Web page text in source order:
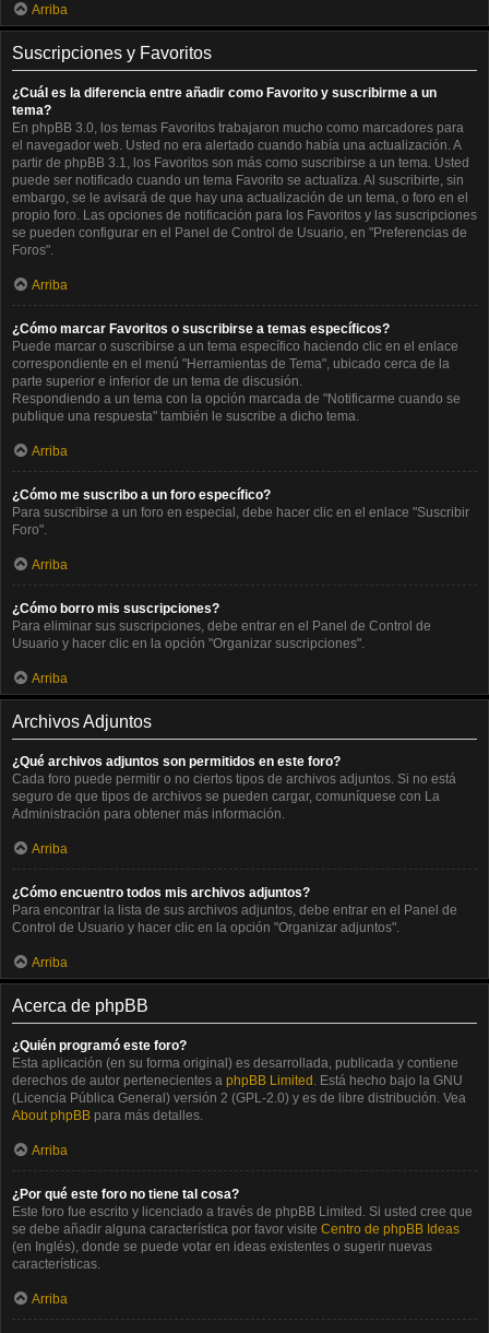
Arriba
Suscripciones y Favoritos
¿Cuál es la diferencia entre añadir como Favorito y suscribirme a un
tema?
En phpBB 3.0, los temas Favoritos trabajaron mucho como marcadores para
el navegador web. Usted no era alertado cuando había una actualización. A
partir de phpBB 3.1, los Favoritos son más como suscribirse a un tema. Usted
puede ser notificado cuando un tema Favorito se actualiza. Al suscribirte, sin
embargo, se le avisará de que hay una actualización de un tema, o foro en el
propio foro. Las opciones de notificación para los Favoritos y las suscripciones
se pueden configurar en el Panel de Control de Usuario, en "Preferencias de
Foros".
Arriba
¿Cómo marcar Favoritos o suscribirse a temas específicos?
Puede marcar o suscribirse a un tema específico haciendo clic en el enlace
correspondiente en el menú "Herramientas de Tema", ubicado cerca de la
parte superior e inferior de un tema de discusión.
Respondiendo a un tema con la opción marcada de "Notificarme cuando se
publique una respuesta" también le suscribe a dicho tema.
Arriba
¿Cómo me suscribo a un foro específico?
Para suscribirse a un foro en especial, debe hacer clic en el enlace "Suscribir
Foro".
Arriba
¿Cómo borro mis suscripciones?
Para eliminar sus suscripciones, debe entrar en el Panel de Control de
Usuario y hacer clic en la opción "Organizar suscripciones".
Arriba
Archivos Adjuntos
¿Qué archivos adjuntos son permitidos en este foro?
Cada foro puede permitir o no ciertos tipos de archivos adjuntos. Si no está
seguro de que tipos de archivos se pueden cargar, comuníquese con La
Administración para obtener más información.
Arriba
¿Cómo encuentro todos mis archivos adjuntos?
Para encontrar la lista de sus archivos adjuntos, debe entrar en el Panel de
Control de Usuario y hacer clic en la opción "Organizar adjuntos".
Arriba
Acerca de phpBB
¿Quién programó este foro?
Esta aplicación (en su forma original) es desarrollada, publicada y contiene
derechos de autor pertenecientes a phpBB Limited . Está hecho bajo la GNU
(Licencia Pública General) versión 2 (GPL-2.0) y es de libre distribución. Vea
About phpBB para más detalles.
Arriba
¿Por qué este foro no tiene tal cosa?
Este foro fue escrito y licenciado a través de phpBB Limited. Si usted cree que
se debe añadir alguna característica por favor visite Centro de phpBB Ideas
(en Inglés), donde se puede votar en ideas existentes o sugerir nuevas
características.
Arriba